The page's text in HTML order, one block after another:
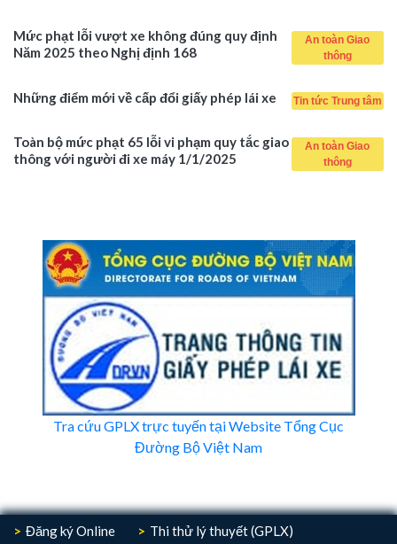
Mức phạt lỗi vượt xe không đúng quy định
Năm 2025 theo Nghị định 168
An toàn Giao
thông
Những điểm mới về cấp đổi giấy phép lái xe Tin tức Trung tâm
Toàn bộ mức phạt 65 lỗi vi phạm quy tắc giao
thông với người đi xe máy 1/1/2025
An toàn Giao
thông
Tra cứu GPLX trực tuyến tại Website Tổng Cục
Đường Bộ Việt Nam
Đăng ký Online
Thi thử lý thuyết (GPLX)